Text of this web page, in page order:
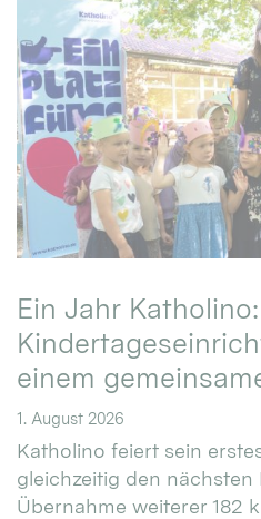
Ein Jahr
einem
1. August 2026
Katholino feiert sein
gleichzeitig den nächsten
Übernahme weiterer 182